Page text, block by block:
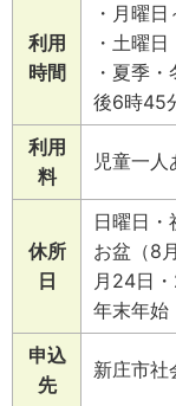
利用
時間
・月曜
・土曜
・夏季
後6時45
利用
料
児童一
休所
日
日曜日・
お盆（8
月24日
年末年始
申込
先
新庄市社